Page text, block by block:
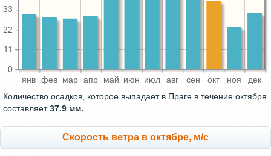
янв фев мар апр май июн июл авг сен окт ноя дек
0
11
22
33
Количество осадков, которое выпадает в Праге в течение октября
составляет37.9 мм.
Скорость ветра в октябре, м/с